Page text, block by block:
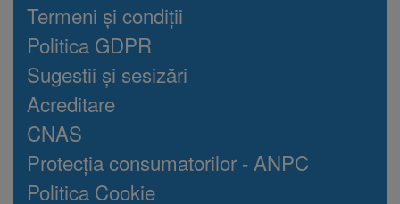
Termeni și condiții
Politica GDPR
Sugestii și sesizări
Acreditare
CNAS
Protecția consumatorilor - ANPC
Politica Cookie